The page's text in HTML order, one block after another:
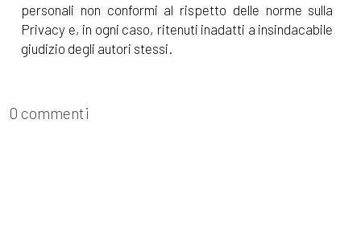
personali non conformi al rispetto delle norme sulla
Privacy e, in ogni caso, ritenuti inadatti a insindacabile
giudizio degli autori stessi.
0 commenti